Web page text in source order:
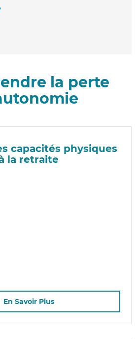
la perte
capacités physiques
la retraite
En Savoir Plus